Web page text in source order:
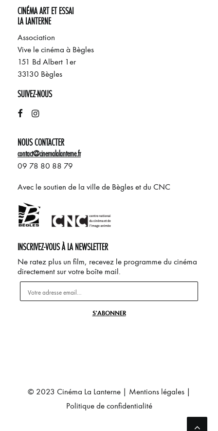
CINÉMA ART ET ESSAI
LA LANTERNE
Association
Vive le cinéma à Bègles
151 Bd Albert 1er
33130 Bègles
SUIVEZ-NOUS
NOUS CONTACTER
contact@cinemalalanterne.fr
09 78 80 88 79
Avec le soutien de la ville de Bègles et du CNC
INSCRIVEZ-VOUS À LA NEWSLETTER
Ne ratez plus un film, recevez le programme du cinéma
directement sur votre boîte mail.
© 2023 Cinéma La Lanterne | Mentions légales|
Politique de confidentialité